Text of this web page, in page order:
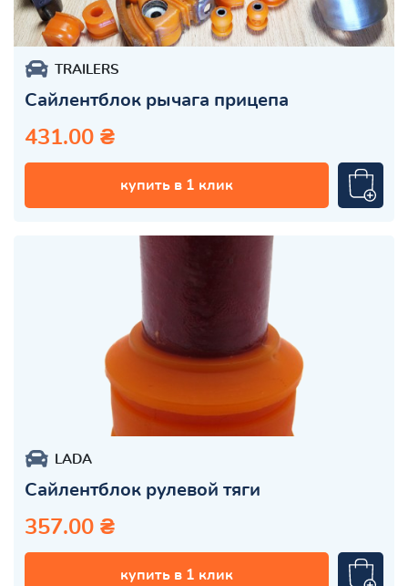
TRAILERS
Сайлентблок рычага прицепа
431.00 ₴
купить в 1 клик
LADA
Сайлентблок рулевой тяги
357.00 ₴
купить в 1 клик